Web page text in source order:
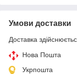
Умови доставки
Доставка
Нова Пошта
Укрпошта